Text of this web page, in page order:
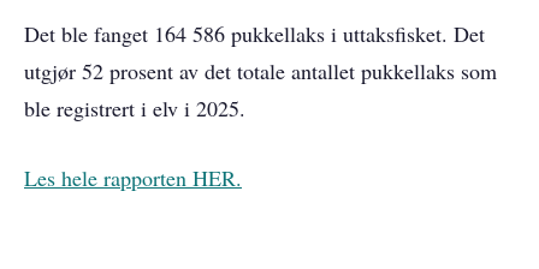
Det ble fanget 164 586 pukkellaks i uttaksfisket. Det
utgjør 52 prosent av det totale antallet pukkellaks som
ble registrert i elv i 2025.
Les hele rapporten HER.